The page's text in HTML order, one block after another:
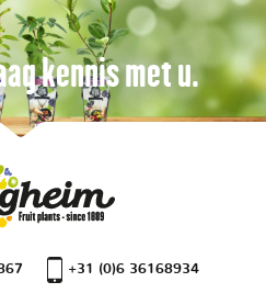
kennis met u.
+31 (0)6 36168934